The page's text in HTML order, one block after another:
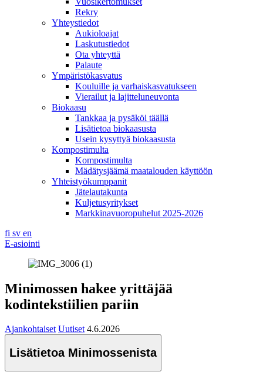
Rekry
Yhteystiedot
Aukioloajat
Laskutustiedot
Ota yhteyttä
Palaute
Ympäristökasvatus
Kouluille ja varhaiskasvatukseen
Vierailut ja lajitteluneuvonta
Biokaasu
Tankkaa ja pysäköi täällä
Lisätietoa biokaasusta
Usein kysyttyä biokaasusta
Kompostimulta
Kompostimulta
Mädätysjäämä maatalouden käyttöön
Yhteistyökumppanit
Jätelautakunta
Kuljetusyritykset
Markkinavuoropuhelut 2025-2026
fi sv en
E-asiointi
Minimossen hakee yrittäjää
kodintekstiilien pariin
Ajankohtaiset Uutiset 4.6.2026
Lisätietoa Minimossenista